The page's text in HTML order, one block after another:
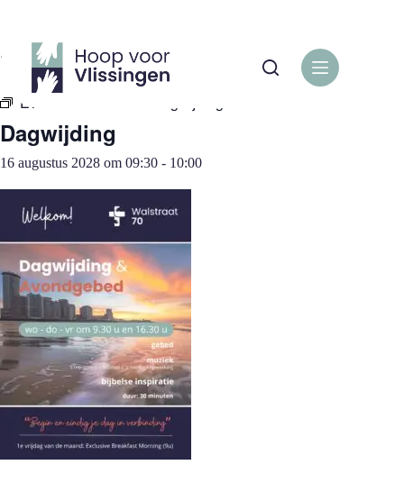
inhoud
« Alle Evenementen
Evenementenreeks:
Dagwijding
16 augustus 2028 om 09:30 - 10:00